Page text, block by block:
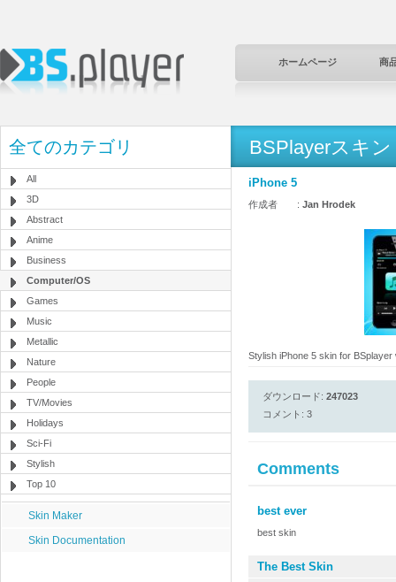
ホームページ 商
全てのカテゴリ
All
3D
Abstract
Anime
Business
Computer/OS
Games
Music
Metallic
Nature
People
TV/Movies
Holidays
Sci-Fi
Stylish
Top 10
Skin Maker
Skin Documentation
BSPlayerスキン
iPhone 5
作成者 : Jan Hrodek
Stylish iPhone 5 skin for
ダウンロード: 247023
コメント: 3
Comments
best ever
best skin
The Best Skin